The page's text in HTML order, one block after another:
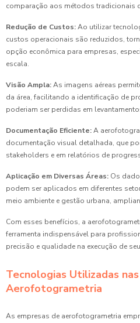
comparação aos métodos tradicionais
Redução de Custos:Ao utilizar
custos operacionais são reduzidos,
opção econômica para empresas,
escala.
Visão Ampla:As imagens aéreas
da área, facilitando a identificação de
poderiam ser perdidas em
Documentação Eficiente:A
documentação visual detalhada, que
stakeholders e em relatórios de
Aplicação em Diversas Áreas: Os
podem ser aplicados em diferentes
meio ambiente e gestão urbana,
Com esses benefícios, a
ferramenta indispensável para
precisão e qualidade na execução de
Tecnologias Utilizadas
Aerofotogrametria
As empresas de aerofotogrametria